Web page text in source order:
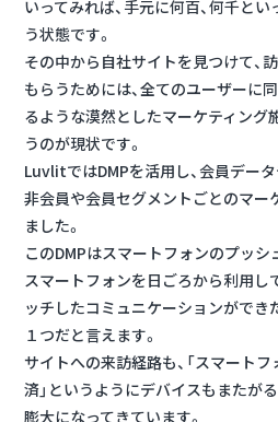
いってみれば、手元に何百、何千と
う状態です。
その中から自社サイトを見つけて、
もらうためには、全てのユーザーに
るような漠然としたマーケティング
うのが現状です。
LuvlitではDMPを活用し、会員デー
非会員や会員セグメントごとのマー
ました。
このDMPはスマートフォンのプッシ
スマートフォンを日ごろから利用し
ッチしたコミュニケーションができ
１つだと言えます。
サイトへの来訪経路も、「スマート
済」というようにデバイスもまたが
膨大になってきています。